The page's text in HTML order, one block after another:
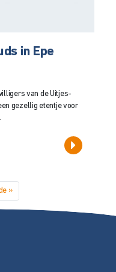
in Epe
van de Uitjes-
gezellig etentje voor
»